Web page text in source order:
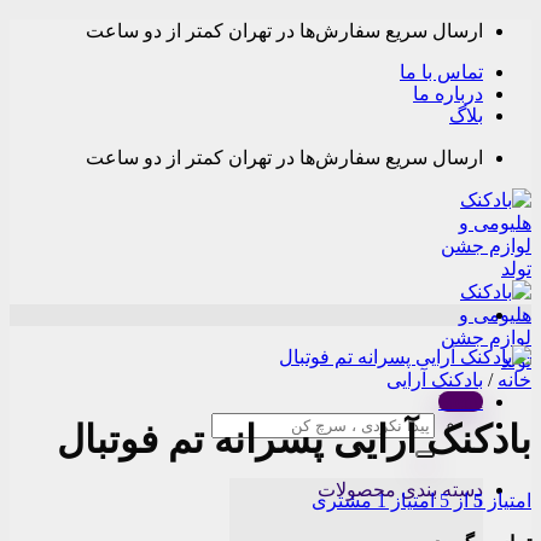
Skip
content
ارسال سریع سفارش‌ها در تهران کمتر از دو ساعت
تماس با ما
درباره ما
بلاگ
ارسال سریع سفارش‌ها در تهران کمتر از دو ساعت
Menu
جستجو
برای:
دسته بندی محصولات
خانه / بادکنک آرایی
بادکنک آرایی پسرانه تم فوتبال
امتیاز 5از 5 امتیاز 1مشتری